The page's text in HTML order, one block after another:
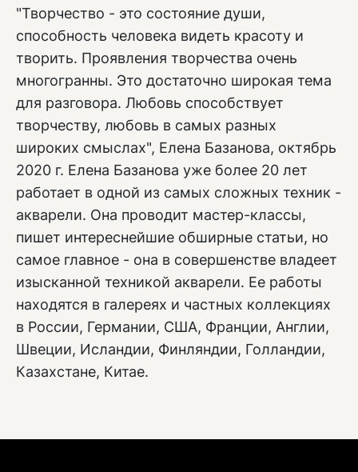
"Творчество - это состояние души,
способность человека видеть красоту и
творить. Проявления творчества очень
многогранны. Это достаточно широкая тема
для разговора. Любовь способствует
творчеству, любовь в самых разных
широких смыслах", Елена Базанова, октябрь
2020 г. Елена Базанова уже более 20 лет
работает в одной из самых сложных техник -
акварели. Она проводит мастер-классы,
пишет интереснейшие обширные статьи, но
самое главное - она в совершенстве владеет
изысканной техникой акварели. Ее работы
находятся в галереях и частных коллекциях
в России, Германии, США, Франции, Англии,
Швеции, Исландии, Финляндии, Голландии,
Казахстане, Китае.